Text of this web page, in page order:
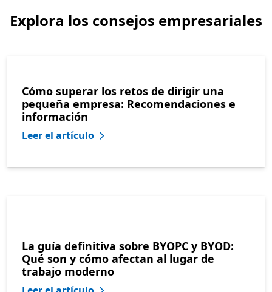
Explora los consejos empresariales
Cómo superar los retos de dirigir una
pequeña empresa: Recomendaciones e
información
Leer el artículo
La guía definitiva sobre BYOPC y BYOD:
Qué son y cómo afectan al lugar de
trabajo moderno